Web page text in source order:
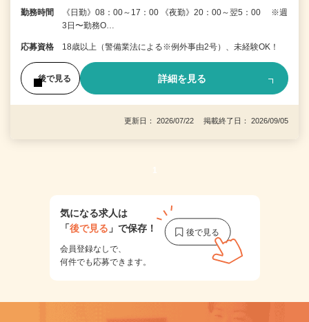
勤務時間
《日勤》08：00～17：00 《夜勤》20：00～翌5：00 ※週
3日〜勤務O…
応募資格 18歳以上（警備業法による※例外事由2号）、未経験OK！
後で見る 詳細を見る
更新日： 2026/07/22 掲載終了日： 2026/09/05
1
気になる求人は
「後で見る 」で保存！
会員登録なしで、
何件でも応募できます。